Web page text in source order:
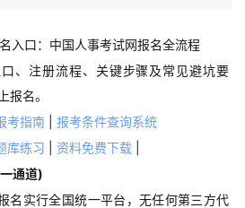
、注册流程、关键步骤及常见避坑要
报名。
考指南|
报考条件查询系统
库练习 资料免费下载|
通道)
名实行全国统一平台，无任何第三方代